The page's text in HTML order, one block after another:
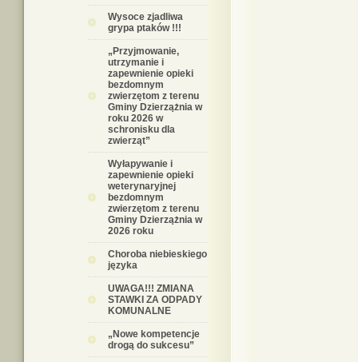
Wysoce zjadliwa
grypa ptaków !!!
„Przyjmowanie,
utrzymanie i
zapewnienie opieki
bezdomnym
zwierzętom z terenu
Gminy Dzierzążnia w
roku 2026 w
schronisku dla
zwierząt”
Wyłapywanie i
zapewnienie opieki
weterynaryjnej
bezdomnym
zwierzętom z terenu
Gminy Dzierzążnia w
2026 roku
Choroba niebieskiego
języka
UWAGA!!! ZMIANA
STAWKI ZA ODPADY
KOMUNALNE
„Nowe kompetencje
drogą do sukcesu”